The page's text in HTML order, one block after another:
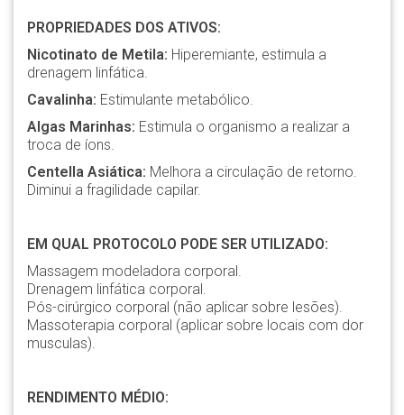
PROPRIEDADES DOS ATIVOS:
Nicotinato de Metila: Hiperemiante, estimula a
drenagem linfática.
Cavalinha: Estimulante metabólico.
Algas Marinhas: Estimula o organismo a realizar a
troca de íons.
Centella Asiática: Melhora a circulação de retorno.
Diminui a fragilidade capilar.
EM QUAL PROTOCOLO PODE SER UTILIZADO:
Massagem modeladora corporal.
Drenagem linfática corporal.
Pós-cirúrgico corporal (não aplicar sobre lesões).
Massoterapia corporal (aplicar sobre locais com dor
musculas).
RENDIMENTO MÉDIO: